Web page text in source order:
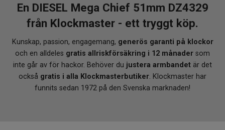
En DIESEL Mega Chief 51mm DZ4329
från Klockmaster - ett tryggt köp.
Kunskap, passion, engagemang, generös garanti på klockor
och en alldeles gratis allriskförsäkring i 12 månader som
inte går av för hackor. Behöver du justera armbandet är det
också gratis i alla Klockmasterbutiker. Klockmaster har
funnits sedan 1972 på den Svenska marknaden!